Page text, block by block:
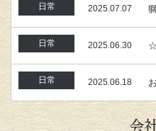
日常 2025.07.07
日常 2025.06.30
日常 2025.06.18
会